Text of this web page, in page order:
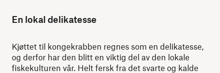
En lokal delikatesse
Kjøttet til kongekrabben regnes som en delikatesse,
og derfor har den blitt en viktig del av den lokale
fiskekulturen vår. Helt fersk fra det svarte og kalde